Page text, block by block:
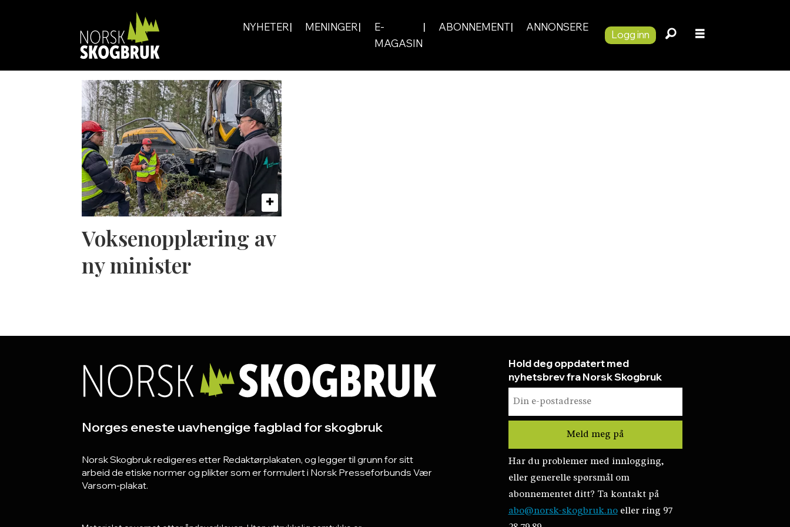
NYHETER MENINGER
E-
MAGASIN
ABONNEMENT ANNONSERE
Logg inn
skogbruksplaner
Voksenopplæring av
ny minister
Norges eneste uavhengige fagblad for skogbruk
Norsk Skogbruk redigeres etter Redaktørplakaten, og legger til grunn for sitt
arbeid de etiske normer og plikter som er formulert i Norsk Presseforbunds Vær
Varsom-plakat.
Hold deg oppdatert med
nyhetsbrev fra Norsk Skogbruk
Har du problemer med innlogging,
eller generelle spørsmål om
abonnementet ditt? Ta kontakt på
abo@norsk-skogbruk.noeller ring 97